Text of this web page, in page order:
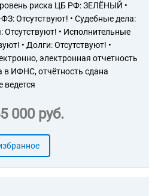
риска ЦБ РФ: ЗЕЛЁНЫЙ •
Отсутствуют! • Судебные дела:
• Исполнительные
• Долги: Отсутствуют! •
электронная отчетность
ИФНС, отчётность сдана
ведется
000 руб.